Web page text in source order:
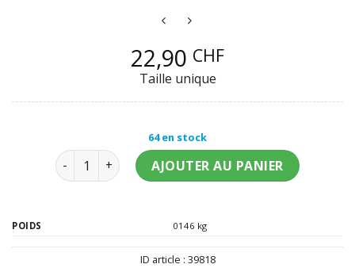
22,90 CHF
Taille unique
64 en stock
quantité de Chapeau pirate homme
AJOUTER AU PANIER
POIDS 0146 kg
ID article : 39818